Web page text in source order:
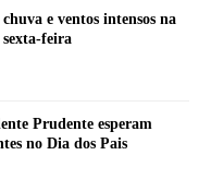
e ventos intensos na
feira
Prudente esperam
no Dia dos Pais